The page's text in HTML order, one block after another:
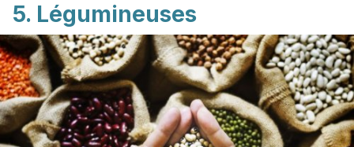
5. Légumineuses